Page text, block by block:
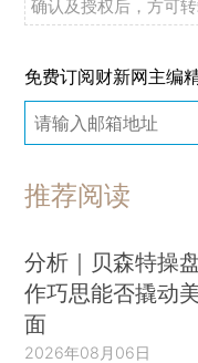
确认及授权后，方可转
免费订阅财新网主编
推荐阅读
分析｜贝森特操
作巧思能否撬动
面
2026年08月06日